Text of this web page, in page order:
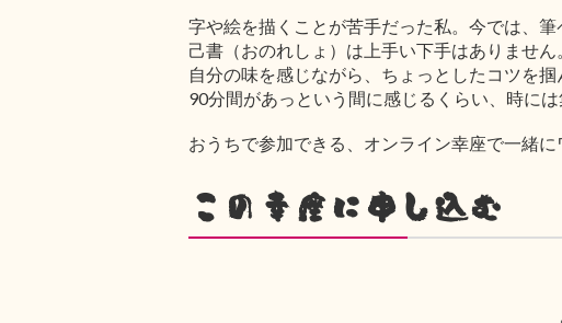
字や絵を描くことが苦手だった私。今では、
己書（おのれしょ）は上手い下手はありません
自分の味を感じながら、ちょっとしたコツを
90分間があっという間に感じるくらい、時に
おうちで参加できる、オンライン幸座で一緒に
この幸座に申し込む